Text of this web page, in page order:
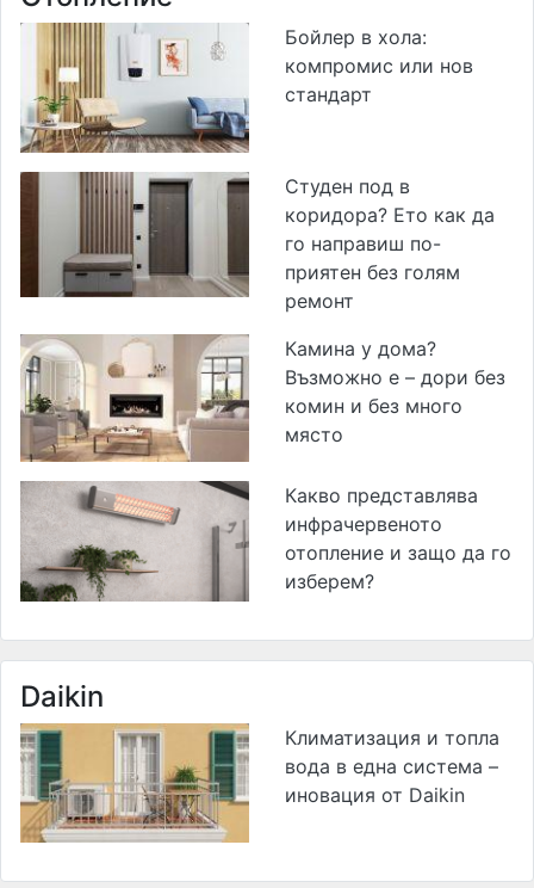
Бойлер в хола:
компромис или нов
стандарт
Студен под в
коридора? Ето как да
го направиш по-
приятен без голям
ремонт
Камина у дома?
Възможно е – дори без
комин и без много
място
Какво представлява
инфрачервеното
отопление и защо да го
изберем?
Daikin
Климатизация и топла
вода в една система –
иновация от Daikin